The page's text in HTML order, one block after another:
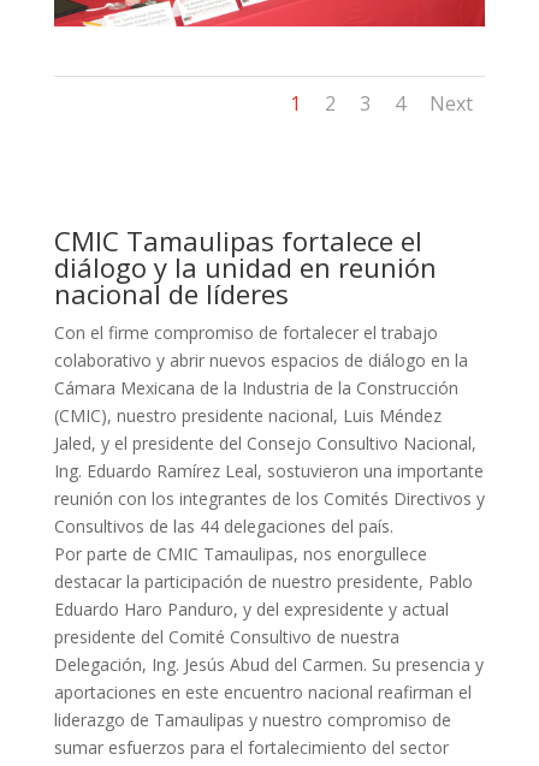
1 2 3 4 Next
CMIC Tamaulipas fortalece el
diálogo y la unidad en reunión
nacional de líderes
Con el firme compromiso de fortalecer el trabajo
colaborativo y abrir nuevos espacios de diálogo en la
Cámara Mexicana de la Industria de la Construcción
(CMIC), nuestro presidente nacional, Luis Méndez
Jaled, y el presidente del Consejo Consultivo Nacional,
Ing. Eduardo Ramírez Leal, sostuvieron una importante
reunión con los integrantes de los Comités Directivos y
Consultivos de las 44 delegaciones del país.
Por parte de CMIC Tamaulipas, nos enorgullece
destacar la participación de nuestro presidente, Pablo
Eduardo Haro Panduro, y del expresidente y actual
presidente del Comité Consultivo de nuestra
Delegación, Ing. Jesús Abud del Carmen. Su presencia y
aportaciones en este encuentro nacional reafirman el
liderazgo de Tamaulipas y nuestro compromiso de
sumar esfuerzos para el fortalecimiento del sector